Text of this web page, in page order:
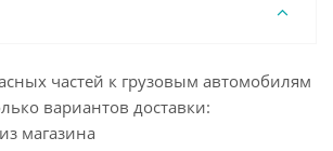
частей к грузовым автомобилям
вариантов доставки:
магазина